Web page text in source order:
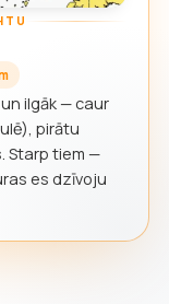
ilgāk — caur
pirātu
Starp tiem —
es dzīvoju